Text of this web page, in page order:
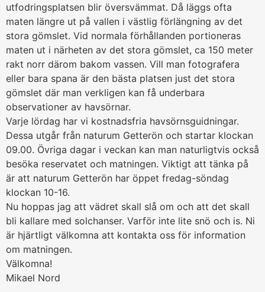
utfodringsplatsen blir översvämmat. Då läggs ofta
maten längre ut på vallen i västlig förlängning av det
stora gömslet. Vid normala förhållanden portioneras
maten ut i närheten av det stora gömslet, ca 150 meter
rakt norr därom bakom vassen. Vill man fotografera
eller bara spana är den bästa platsen just det stora
gömslet där man verkligen kan få underbara
observationer av havsörnar.
Varje lördag har vi kostnadsfria havsörnsguidningar.
Dessa utgår från naturum Getterön och startar klockan
09.00. Övriga dagar i veckan kan man naturligtvis också
besöka reservatet och matningen. Viktigt att tänka på
är att naturum Getterön har öppet fredag-söndag
klockan 10-16.
Nu hoppas jag att vädret skall slå om och att det skall
bli kallare med solchanser. Varför inte lite snö och is. Ni
är hjärtligt välkomna att kontakta oss för information
om matningen.
Välkomna!
Mikael Nord